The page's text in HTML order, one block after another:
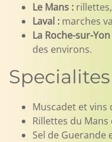
Le Mans :
Laval : marches
La Roche-sur-Yon
des environs.
Muscadet et vins
Rillettes du
Sel de Guerande